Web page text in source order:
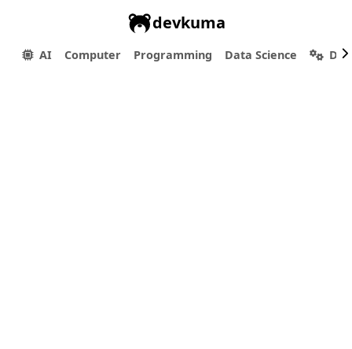
devkuma
AI Computer Programming Data Science